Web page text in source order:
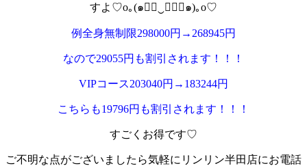
すよ♡o｡(๑◕ฺ‿ฺ◕ฺ๑)｡o♡
例全身無制限298000円→268945円
なので29055円も割引されます！！！
VIPコース203040円→183244円
こちらも19796円も割引されます！！！
すごくお得です♡
ご不明な点がございましたら気軽にリンリン半田店にお電話